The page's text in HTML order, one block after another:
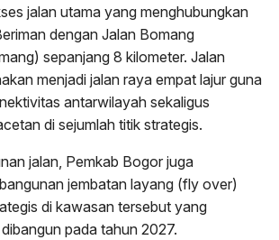
jalan utama yang menghubungkan
dengan Jalan Bomang
sepanjang 8 kilometer. Jalan
menjadi jalan raya empat lajur guna
antarwilayah sekaligus
di sejumlah titik strategis.
jalan, Pemkab Bogor juga
jembatan layang (fly over)
di kawasan tersebut yang
pada tahun 2027.